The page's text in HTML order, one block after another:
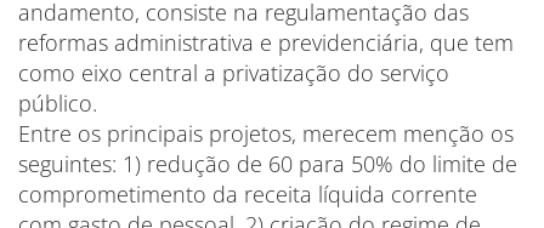
andamento, consiste na regulamentação das
reformas administrativa e previdenciária, que tem
como eixo central a privatização do serviço
público.
Entre os principais projetos, merecem menção os
seguintes: 1) redução de 60 para 50% do limite de
comprometimento da receita líquida corrente